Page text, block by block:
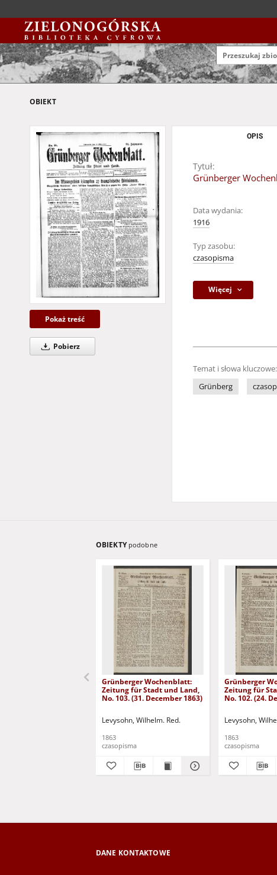
OBIEKT
Pokaż treść
Pobierz
OPIS
Tytuł:
Grünberger
Data wydania:
1916
Typ zasobu:
czasopisma
Więcej
Temat i słowa kluczowe:
Grünberg
OBIEKTY podobne
Grünberger Wochenblatt:
Zeitung für Stadt und Land,
No. 103. (31. December 1863)
Levysohn, Wilhelm. Red.
1863
czasopisma
Grünberger
Zeitung für
No. 102. (24.
Levysohn,
1863
czasopisma
DANE KONTAKTOWE